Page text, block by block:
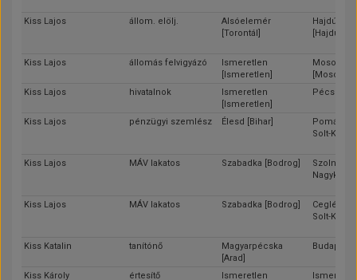
Kiss Lajos állom. elölj.
Alsóelemér
[Torontál]
[Hajdú]
Kiss Lajos állomás felvigyázó
Ismeretlen
[Ismeretlen]
[Moson]
Kiss Lajos
hivatalnok
Ismeretlen
[Ismeretlen]
Pécs
Kiss Lajos pénzügyi szemlész Élesd [Bihar]
Pomáz
Solt-
Kiss Lajos MÁV lakatos Szabadka [Bodrog]
Szolnok
Nagykun-
Kiss Lajos MÁV lakatos Szabadka [Bodrog]
Cegléd
Solt-
Kiss Katalin tanítónő
Magyarpécska
[Arad]
Budapest
Kiss Károly értesítő
Ismeretlen